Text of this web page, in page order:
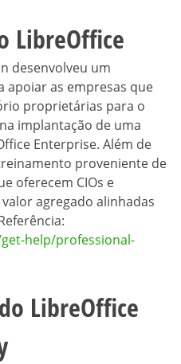
LibreOffice
desenvolveu um
apoiar as empresas que
proprietárias para o
implantação de uma
Enterprise. Além de
proveniente de
oferecem CIOs e
agregado alinhadas
help/professional-
LibreOffice